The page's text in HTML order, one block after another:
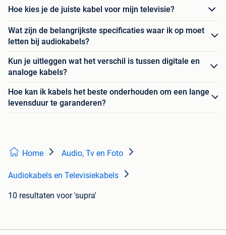
Hoe kies je de juiste kabel voor mijn televisie?
Wat zijn de belangrijkste specificaties waar ik op moet
letten bij audiokabels?
Kun je uitleggen wat het verschil is tussen digitale en
analoge kabels?
Hoe kan ik kabels het beste onderhouden om een lange
levensduur te garanderen?
Home Audio, Tv en Foto
Audiokabels en Televisiekabels
10 resultaten voor 'supra'